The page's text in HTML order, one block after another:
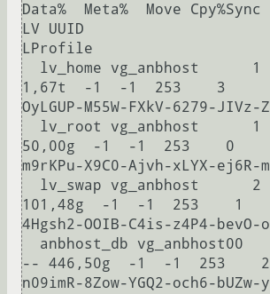
Data%  Meta%  Move
LV UUID
LProfile
1,67t  -1  -1  253    3
OyLGUP-M55W-FXkV-6279-JIVz-
50,00g  -1  -1  253    0
m9rKPu-X9C0-Ajvh-xLYX-ej6R-
101,48g  -1  -1  253    1
4Hgsh2-OOIB-C4is-z4P4-bevO-
-- 446,50g  -1  -1  253    2
n09imR-8Zow-YGQ2-och6-bUZw-